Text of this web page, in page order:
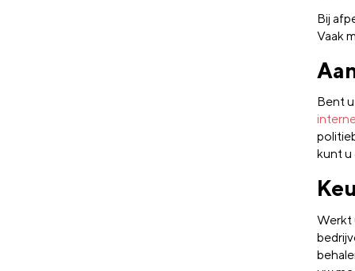
Bij
Vaak
Bent
kunt u
Werkt